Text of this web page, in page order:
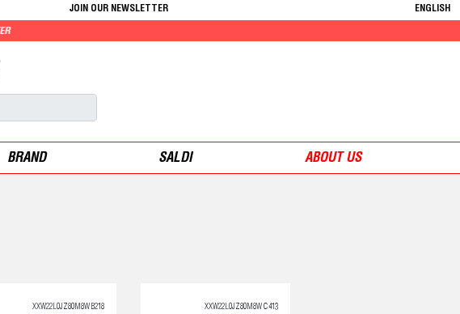
JOIN OUR NEWSLETTER ENGLISH
BRAND SALDI ABOUT US
XXW22L0JZ80M8W B218 XXW22L0JZ80M8W C413